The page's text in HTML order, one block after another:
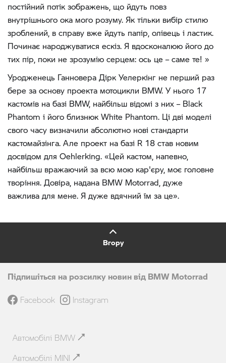
постійний потік зображень, що йдуть повз
внутрішнього ока мого розуму. Як тільки вибір стилю
зроблений, в справу вже йдуть папір, олівець і ластик.
Починає народжуватися ескіз. Я вдосконалюю його до
тих пір, поки не зрозумію серцем: ось це – саме те! »
Уродженець Ганновера Дірк Уелеркінг не перший раз
бере за основу проекта мотоцикли BMW. У нього 17
кастомів на базі BMW, найбільш відомі з них – Black
Phantom і його близнюк White Phantom. Ці дві моделі
свого часу визначили абсолютно нові стандарти
кастомайзінга. Але проект на базі R 18 став новим
досвідом для Oehlerking. «Цей кастом, напевно,
найбільш вражаючий за всю мою кар'єру, моє головне
творіння. Довіра, надана BMW Motorrad, дуже
важлива для мене. Я дуже вдячний їм за це».
Вгору
Підпишіться на розсилку новин від BMW Motorrad
Facebook Instagram
Автомобілі BMW
Автомобілі MINI